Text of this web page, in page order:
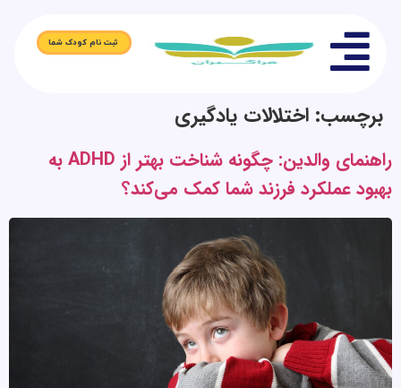
ثبت نام کودک شما
برچسب: اختلالات یادگیری
راهنمای والدین: چگونه شناخت بهتر از ADHD به
بهبود عملکرد فرزند شما کمک می‌کند؟